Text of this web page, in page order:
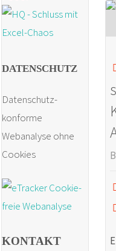
DATENSCHUTZ
Datenschutz-
konforme
Webanalyse ohne
Cookies
KONTAKT